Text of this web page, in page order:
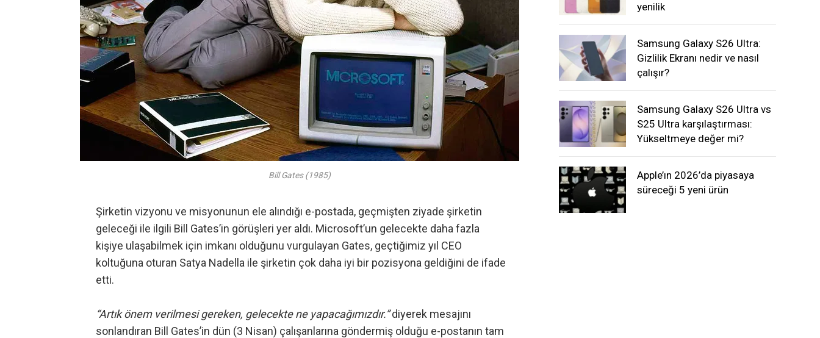
Bill Gates (1985)
Şirketin vizyonu ve misyonunun ele alındığı e-postada, geçmişten ziyade şirketin
geleceği ile ilgili Bill Gates’in görüşleri yer aldı. Microsoft’un gelecekte daha fazla
kişiye ulaşabilmek için imkanı olduğunu vurgulayan Gates, geçtiğimiz yıl CEO
koltuğuna oturan Satya Nadella ile şirketin çok daha iyi bir pozisyona geldiğini de ifade
etti.
“Artık önem verilmesi gereken, gelecekte ne yapacağımızdır.”diyerek mesajını
sonlandıran Bill Gates’in dün (3 Nisan) çalışanlarına göndermiş olduğu e-postanın tam
yenilik
Samsung Galaxy S26 Ultra:
Gizlilik Ekranı nedir ve nasıl
çalışır?
Samsung Galaxy S26 Ultra vs
S25 Ultra karşılaştırması:
Yükseltmeye değer mi?
Apple’ın 2026’da piyasaya
süreceği 5 yeni ürün